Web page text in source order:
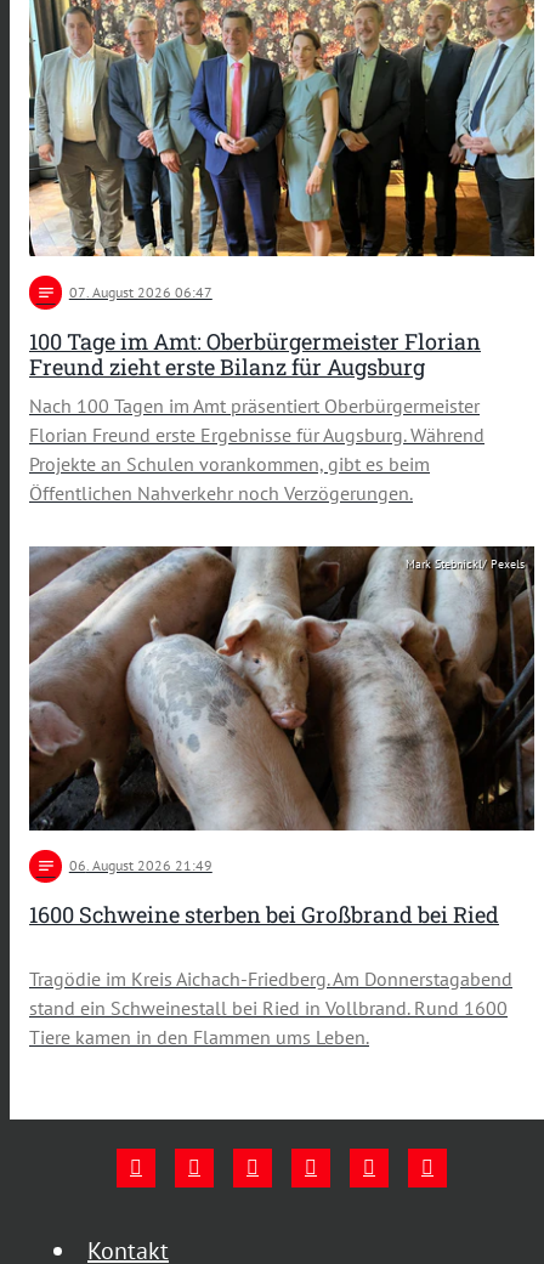
notes 07. August 2026 06:47
100 Tage im Amt: Oberbürgermeister Florian
Freund zieht erste Bilanz für Augsburg
Nach 100 Tagen im Amt präsentiert Oberbürgermeister
Florian Freund erste Ergebnisse für Augsburg. Während
Projekte an Schulen vorankommen, gibt es beim
Öffentlichen Nahverkehr noch Verzögerungen.
Mark Stebnickl/ Pexels
notes 06. August 2026 21:49
1600 Schweine sterben bei Großbrand bei Ried
Tragödie im Kreis Aichach-Friedberg. Am Donnerstagabend
stand ein Schweinestall bei Ried in Vollbrand. Rund 1600
Tiere kamen in den Flammen ums Leben.
Kontakt